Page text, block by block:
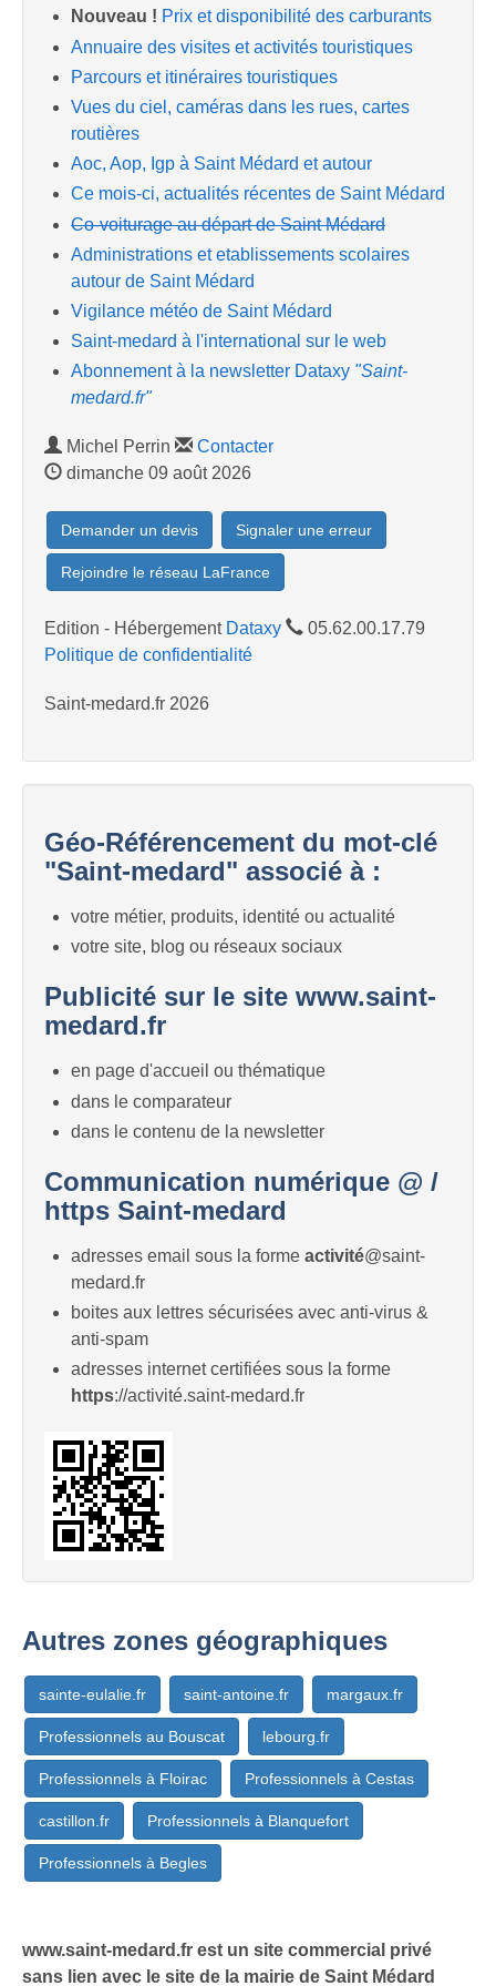
Nouveau ! Prix et disponibilité des carburants
Annuaire des visites et activités touristiques
Parcours et itinéraires touristiques
Vues du ciel, caméras dans les rues, cartes
routières
Aoc, Aop, Igp à Saint Médard et autour
Ce mois-ci, actualités récentes de Saint Médard
Co-voiturage au départ de Saint Médard
Administrations et etablissements scolaires
autour de Saint Médard
Vigilance météo de Saint Médard
Saint-medard à l'international sur le web
Abonnement à la newsletter Dataxy "Saint-
medard.fr"
Michel Perrin
Contacter
dimanche 09 août 2026
Demander un devis Signaler une erreur
Rejoindre le réseau LaFrance
Edition - Hébergement Dataxy
05.62.00.17.79
Politique de confidentialité
Saint-medard.fr 2026
Géo-Référencement du mot-clé
"Saint-medard" associé à :
votre métier, produits, identité ou actualité
votre site, blog ou réseaux sociaux
Publicité sur le site www.saint-
medard.fr
en page d'accueil ou thématique
dans le comparateur
dans le contenu de la newsletter
Communication numérique @ /
https Saint-medard
adresses email sous la forme activité@saint-
medard.fr
boites aux lettres sécurisées avec anti-virus &
anti-spam
adresses internet certifiées sous la forme
https://activité.saint-medard.fr
Autres zones géographiques
sainte-eulalie.fr saint-antoine.fr margaux.fr
Professionnels au Bouscat lebourg.fr
Professionnels à Floirac Professionnels à Cestas
castillon.fr Professionnels à Blanquefort
Professionnels à Begles
www.saint-medard.fr est un site commercial privé
sans lien avec le site de la mairie de Saint Médard